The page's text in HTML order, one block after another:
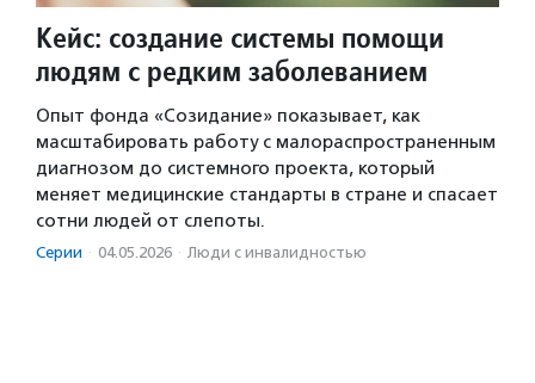
Кейс: создание системы помощи
людям с редким заболеванием
Опыт фонда «Созидание» показывает, как
масштабировать работу с малораспространенным
диагнозом до системного проекта, который
меняет медицинские стандарты в стране и спасает
сотни людей от слепоты.
Серии · 04.05.2026 · Люди с инвалидностью